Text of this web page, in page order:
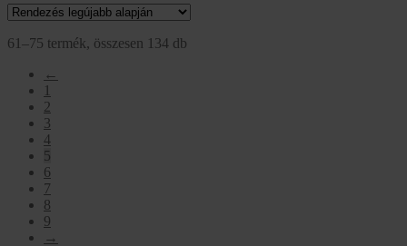
61–75 termék, összesen 134 db
←
1
2
3
4
5
6
7
8
9
→